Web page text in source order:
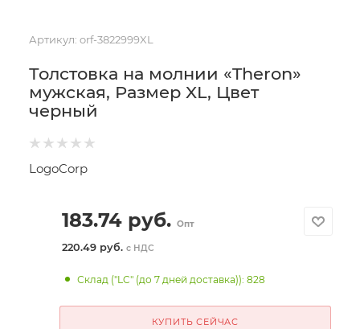
Артикул: orf-3822999XL
Толстовка на молнии «Theron»
мужская, Размер XL, Цвет
черный
LogoCorp
183.74руб. Опт
220.49 руб. с НДС
Склад ("LC" (до 7 дней доставка)): 828
КУПИТЬ СЕЙЧАС